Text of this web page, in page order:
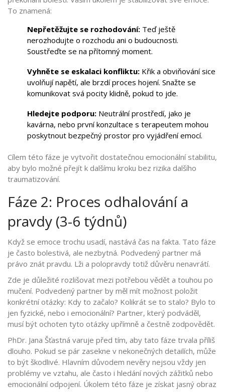
To znamená:
Nepřetěžujte se rozhodování: Teď ještě
nerozhodujte o rozchodu ani o budoucnosti.
Soustřeďte se na přítomný moment.
Vyhněte se eskalaci konfliktu: Křik a obviňování sice
uvolňují napětí, ale brzdí proces hojení. Snažte se
komunikovat svá pocity klidně, pokud to jde.
Hledejte podporu: Neutrální prostředí, jako je
kavárna, nebo první konzultace s terapeutem mohou
poskytnout bezpečný prostor pro vyjádření emocí.
Cílem této fáze je vytvořit dostatečnou emocionální stabilitu,
aby bylo možné přejít k dalšímu kroku bez rizika dalšího
traumatizování.
Fáze 2: Proces odhalování a
pravdy (3-6 týdnů)
Když se emoce trochu usadí, nastává čas na fakta. Tato fáze
je často bolestivá, ale nezbytná. Podvedený partner má
právo znát pravdu. Lži a polopravdy totiž důvěru nenavrátí.
Zde je důležité rozlišovat mezi potřebou vědět a touhou po
mučení. Podvedený partner by měl mít možnost položit
konkrétní otázky: Kdy to začalo? Kolikrát se to stalo? Bylo to
jen fyzické, nebo i emocionální? Partner, který podváděl,
musí být ochoten tyto otázky upřímně a čestně zodpovědět.
PhDr. Jana Šťastná varuje před tím, aby tato fáze trvala příliš
dlouho. Pokud se pár zasekne v nekonečných detailích, může
to být škodlivé. Hlavním důvodem nevěry nejsou vždy jen
problémy ve vztahu, ale často i hledání nových zážitků nebo
emocionální odpojení. Úkolem této fáze je získat jasný obraz